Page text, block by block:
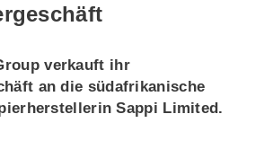
verkauft ihr
an die südafrikanische
Sappi Limited.